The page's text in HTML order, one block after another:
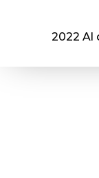
2022 Al